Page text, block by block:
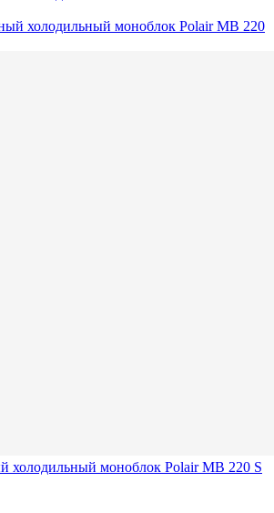
холодильный моноблок Polair MB 220 S